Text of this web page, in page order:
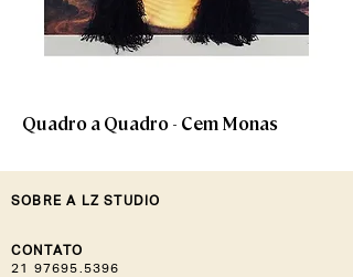
Quadro a Quadro - Cem Monas
SOBRE A LZ STUDIO
CONTATO
21 97695.5396